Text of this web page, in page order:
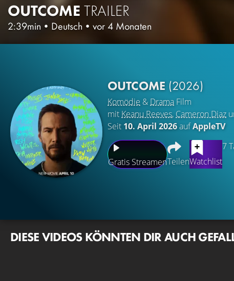
OUTCOME TRAILER
2:39min • Deutsch • vor 4 Monaten
OUTCOME (2026)
Komödie & Drama Film
mit Keanu Reeves, Cameron Diaz
Seit 10. April 2026aufAppleTV
Gratis StreamenTeilenWatchlist
7
DIESE VIDEOS KÖNNTEN DIR AUCH